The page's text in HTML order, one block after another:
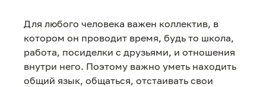
Для любого человека важен коллектив, в
котором он проводит время, будь то школа,
работа, посиделки с друзьями, и отношения
внутри него. Поэтому важно уметь находить
общий язык, общаться, отстаивать свои